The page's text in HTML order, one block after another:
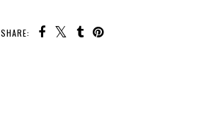
SHARE: